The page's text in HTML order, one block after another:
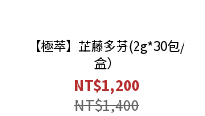
【極萃】芷藤多芬(2g*30包/
盒）
NT$1,200
NT$1,400